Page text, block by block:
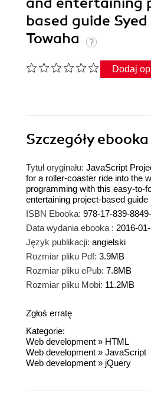
based guide
Towaha
Dodaj
Szczegółyebooka
Tytuł oryginału: JavaScript
for a roller-coaster ride into the
programming with this easy-to-
entertaining project-based guide
ISBN Ebooka: 978-17-839-
Data wydania ebooka : 2016-
Język publikacji: angielski
Rozmiar pliku Pdf: 3.9MB
Rozmiar pliku ePub: 7.8MB
Rozmiar pliku Mobi: 11.2MB
Zgłoś erratę
Kategorie:
Web development » HTML
Web development » JavaScript
Web development » jQuery